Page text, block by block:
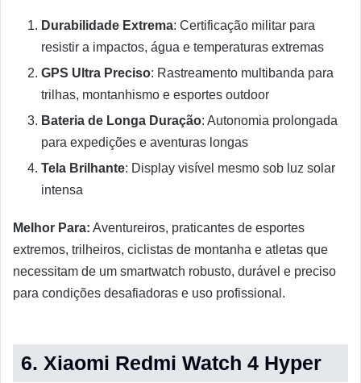
Durabilidade Extrema: Certificação militar para
resistir a impactos, água e temperaturas extremas
GPS Ultra Preciso: Rastreamento multibanda para
trilhas, montanhismo e esportes outdoor
Bateria de Longa Duração: Autonomia prolongada
para expedições e aventuras longas
Tela Brilhante: Display visível mesmo sob luz solar
intensa
Melhor Para: Aventureiros, praticantes de esportes
extremos, trilheiros, ciclistas de montanha e atletas que
necessitam de um smartwatch robusto, durável e preciso
para condições desafiadoras e uso profissional.
6. Xiaomi Redmi Watch 4 Hyper